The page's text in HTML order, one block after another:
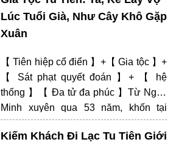
Lúc Tuổi Già, Như Cây Khô Gặp
Xuân
【 Tiên hiệp cổ điển 】+【 Gia tộc 】+
【 Sát phạt quyết đoán 】+ 【 hệ
thống 】【 Đa tử đa phúc 】Từ Ngọc
Minh xuyên qua 53 năm, khốn tại
luyện khí tầng bảy không cách nào
tiến thêm. Đem trên thân di vật lưu tại
Kiếm Khách Đi Lạc Tu Tiên Giới